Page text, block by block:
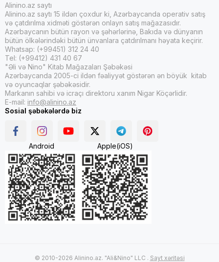
Alinino.az saytı
Alinino.az saytı 15 ildən çoxdur ki, Azərbaycanda operativ satış
və çatdırılma xidməti göstərən onlayn satış mağazasıdır.
Azərbaycanın bütün rayon və şəhərlərinə, Bakıda və dünyanın
bütün ölkələrindəki bütün ünvanlara çatdırılmanı həyata keçirir.
Whatsap: (+99451) 312 24 40
Tel: (+99412) 431 40 67
"Əli və Nino" Kitab Mağazaları Şəbəkəsi
Azərbaycanda 2005-ci ildən fəaliyyət göstərən ən böyük kitab
və oyuncaqlar şəbəkəsidir.
Markanın sahibi və icraçı direktoru xanım Nigar Köçərlidir.
E-mail: info@alinino.az
Sosial şəbəkələrdə biz
Android Apple(iOS)
© 2010-2026 Alinino.az. "Ali&Nino" LLC . Sayt xəritəsi